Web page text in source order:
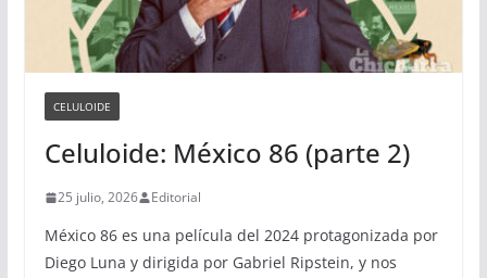
CELULOIDE
Celuloide: México 86 (parte 2)
25 julio, 2026 Editorial
México 86 es una película del 2024 protagonizada por
Diego Luna y dirigida por Gabriel Ripstein, y nos